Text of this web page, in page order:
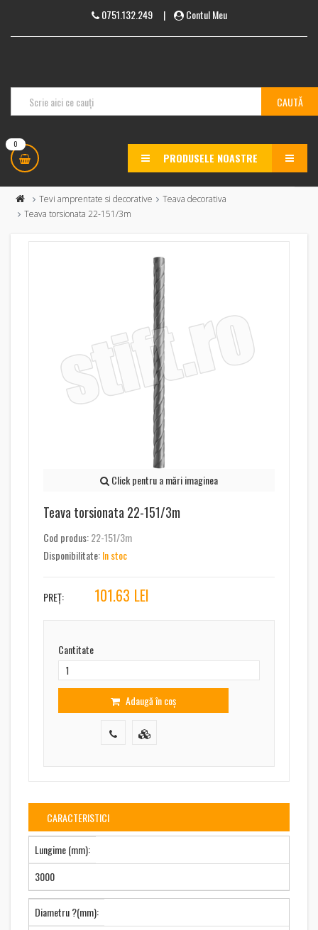
0751.132.249| Contul Meu
0
PRODUSELE NOASTRE MENU
Tevi amprentate si decorative
Teava decorativa
Teava torsionata 22-151/3m
Click pentru a mări imaginea
Teava torsionata 22-151/3m
Cod produs:22-151/3m
Disponibilitate:In stoc
PREȚ: 101.63 LEI
Cantitate
Adaugă în coș
CARACTERISTICI
Lungime (mm):
3000
Diametru ?(mm):